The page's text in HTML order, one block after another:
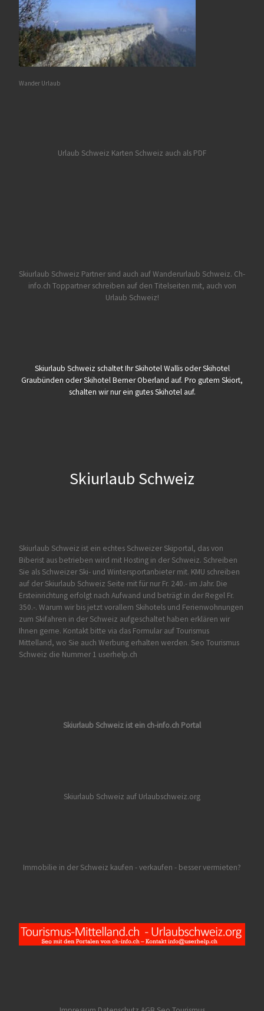
Wander Urlaub
Urlaub Schweiz Karten Schweiz auch als PDF
Skiurlaub Schweiz Partner sind auch auf Wanderurlaub Schweiz. Ch-
info.ch Toppartner schreiben auf den Titelseiten mit, auch von
Urlaub Schweiz!
Skiurlaub Schweiz schaltet Ihr Skihotel Wallis oder Skihotel
Graubünden oder Skihotel Berner Oberland auf. Pro gutem Skiort,
schalten wir nur ein gutes Skihotel auf.
Skiurlaub Schweiz
Skiurlaub Schweiz ist ein echtes Schweizer Skiportal, das von
Biberist aus betrieben wird mit Hosting in der Schweiz. Schreiben
Sie als Schweizer Ski- und Wintersportanbieter mit. KMU schreiben
auf der Skiurlaub Schweiz Seite mit für nur Fr. 240.- im Jahr. Die
Ersteinrichtung erfolgt nach Aufwand und beträgt in der Regel Fr.
350.-. Warum wir bis jetzt vorallem Skihotels und Ferienwohnungen
zum Skifahren in der Schweiz aufgeschaltet haben erklären wir
Ihnen gerne. Kontakt bitte via das Formular aufTourismus
Mittelland, wo Sie auch Werbung erhalten werden. Seo Tourismus
Schweiz die Nummer 1 userhelp.ch
Skiurlaub Schweiz ist ein ch-info.ch Portal
Skiurlaub Schweiz auf Urlaubschweiz.org
Immobilie in der Schweiz kaufen - verkaufen - besser vermieten?